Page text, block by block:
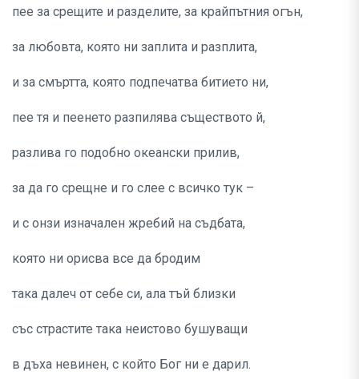
пее за срещите и разделите, за крайпътния огън,
за любовта, която ни заплита и разплита,
и за смъртта, която подпечатва битието ни,
пее тя и пеенето разпилява съществото й,
разлива го подобно океански прилив,
за да го срещне и го слее с всичко тук –
и с онзи изначален жребий на съдбата,
която ни орисва все да бродим
така далеч от себе си, ала тъй близки
със страстите така неистово бушуващи
в дъха невинен, с който Бог ни е дарил.